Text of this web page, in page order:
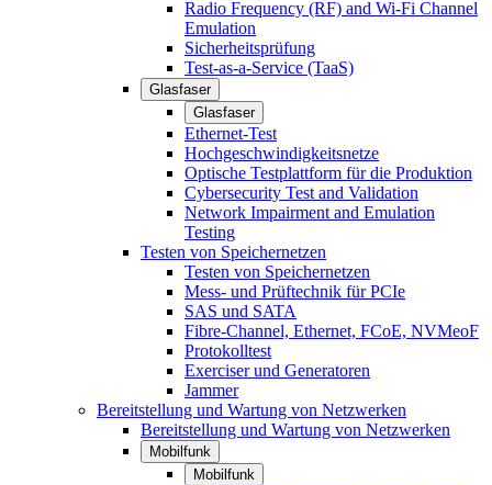
Radio Frequency (RF) and Wi-Fi Channel
Emulation
Sicherheitsprüfung
Test-as-a-Service (TaaS)
Glasfaser
Glasfaser
Ethernet-Test
Hochgeschwindigkeitsnetze
Optische Testplattform für die Produktion
Cybersecurity Test and Validation
Network Impairment and Emulation
Testing
Testen von Speichernetzen
Testen von Speichernetzen
Mess- und Prüftechnik für PCIe
SAS und SATA
Fibre-Channel, Ethernet, FCoE, NVMeoF
Protokolltest
Exerciser und Generatoren
Jammer
Bereitstellung und Wartung von Netzwerken
Bereitstellung und Wartung von Netzwerken
Mobilfunk
Mobilfunk